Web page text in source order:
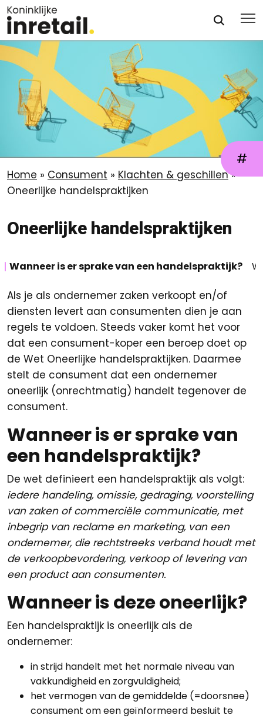
Home » Consument » Klachten & geschillen»
Oneerlijke handelspraktijken
Oneerlijke handelspraktijken
Als je als ondernemer zaken verkoopt en/of
diensten levert aan consumenten dien je aan
regels te voldoen. Steeds vaker komt het voor
dat een consument-koper een beroep doet op
de Wet Oneerlijke handelspraktijken. Daarmee
stelt de consument dat een ondernemer
oneerlijk (onrechtmatig) handelt tegenover de
consument.
Wanneer is er sprake van
een handelspraktijk?
De wet definieert een handelspraktijk als volgt:
iedere handeling, omissie, gedraging, voorstelling
van zaken of commerciële communicatie, met
inbegrip van reclame en marketing, van een
ondernemer, die rechtstreeks verband houdt met
de verkoopbevordering, verkoop of levering van
een product aan consumenten.
Wanneer is deze oneerlijk?
Een handelspraktijk is oneerlijk als de
ondernemer:
in strijd handelt met het normale niveau van
vakkundigheid en zorgvuldigheid;
het vermogen van de gemiddelde (=doorsnee)
consument om een geïnformeerd besluit te
Wanneer is er sprake van een handelspraktijk?
#